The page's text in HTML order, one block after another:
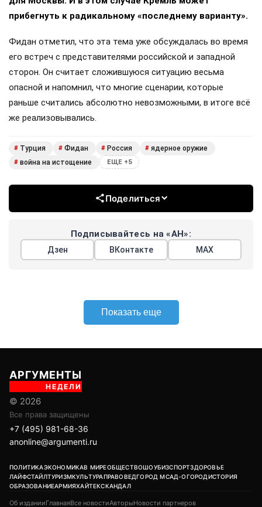
прибегнуть к радикальному «последнему варианту».
Фидан отметил, что эта тема уже обсуждалась во время
его встреч с представителями российской и западной
сторон. Он считает сложившуюся ситуацию весьма
опасной и напомнил, что многие сценарии, которые
раньше считались абсолютно невозможными, в итоге всё
же реализовывались.
# Турция # Фидан # Россия # ядерное оружие
# война на истощение ЕЩЕ +5
Поделиться
Подписывайтесь на «АН»:
Дзен ВКонтакте МАХ
Показать еще
АРГУМЕНТЫ
НЕДЕЛИ
© 2026
Все права защищены
+7 (495) 981-68-36
anonline@argumenti.ru
ПОЛИТИКАЭКОНОМИКАВ МИРЕОБЩЕСТВОШОУБИЗСПОРТЗДОРОВЬЕ
ЛАЙФСТАЙЛТУРИЗМКУЛЬТУРАПРАВОВЕДГОРОД МСАД-ОГОРОДИСТОРИЯ
ОБРАЗОВАНИЕАРМИЯХАЙТЕКСКАНДАЛ
Об изданииГлавнаяВсе новостиАвторыНовости партнеров